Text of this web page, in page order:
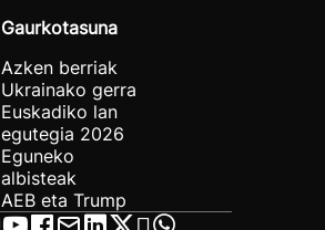
Gaurkotasuna
Azken berriak
Ukrainako gerra
Euskadiko lan
egutegia 2026
Eguneko
albisteak
AEB eta Trump